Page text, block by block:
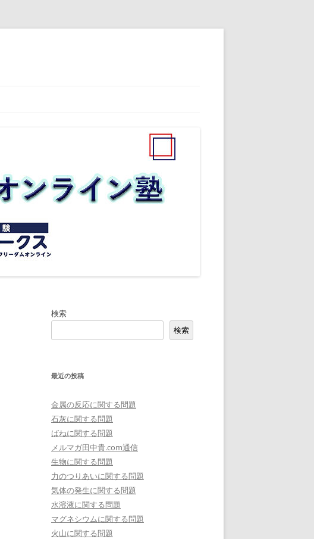
検索
検索
最近の投稿
金属の反応に関する問題
石灰に関する問題
ばねに関する問題
メルマガ田中貴.com通信
生物に関する問題
力のつりあいに関する問題
気体の発生に関する問題
水溶液に関する問題
マグネシウムに関する問題
火山に関する問題